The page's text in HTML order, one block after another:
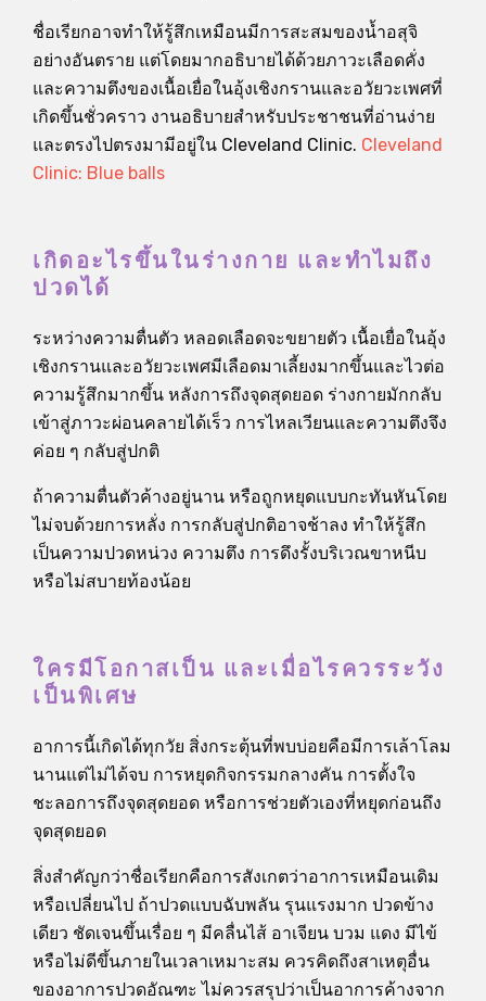
ชื่อเรียกอาจทำให้รู้สึกเหมือนมีการสะสมของน้ำอสุจิ
อย่างอันตราย แต่โดยมากอธิบายได้ด้วยภาวะเลือดคั่ง
และความตึงของเนื้อเยื่อในอุ้งเชิงกรานและอวัยวะเพศที่
เกิดขึ้นชั่วคราว งานอธิบายสำหรับประชาชนที่อ่านง่าย
และตรงไปตรงมามีอยู่ใน Cleveland Clinic. Cleveland
Clinic: Blue balls
เกิดอะไรขึ้นในร่างกาย และทำไมถึง
ปวดได้
ระหว่างความตื่นตัว หลอดเลือดจะขยายตัว เนื้อเยื่อในอุ้ง
เชิงกรานและอวัยวะเพศมีเลือดมาเลี้ยงมากขึ้นและไวต่อ
ความรู้สึกมากขึ้น หลังการถึงจุดสุดยอด ร่างกายมักกลับ
เข้าสู่ภาวะผ่อนคลายได้เร็ว การไหลเวียนและความตึงจึง
ค่อย ๆ กลับสู่ปกติ
ถ้าความตื่นตัวค้างอยู่นาน หรือถูกหยุดแบบกะทันหันโดย
ไม่จบด้วยการหลั่ง การกลับสู่ปกติอาจช้าลง ทำให้รู้สึก
เป็นความปวดหน่วง ความตึง การดึงรั้งบริเวณขาหนีบ
หรือไม่สบายท้องน้อย
ใครมีโอกาสเป็น และเมื่อไรควรระวัง
เป็นพิเศษ
อาการนี้เกิดได้ทุกวัย สิ่งกระตุ้นที่พบบ่อยคือมีการเล้าโลม
นานแต่ไม่ได้จบ การหยุดกิจกรรมกลางคัน การตั้งใจ
ชะลอการถึงจุดสุดยอด หรือการช่วยตัวเองที่หยุดก่อนถึง
จุดสุดยอด
สิ่งสำคัญกว่าชื่อเรียกคือการสังเกตว่าอาการเหมือนเดิม
หรือเปลี่ยนไป ถ้าปวดแบบฉับพลัน รุนแรงมาก ปวดข้าง
เดียว ชัดเจนขึ้นเรื่อย ๆ มีคลื่นไส้ อาเจียน บวม แดง มีไข้
หรือไม่ดีขึ้นภายในเวลาเหมาะสม ควรคิดถึงสาเหตุอื่น
ของอาการปวดอัณฑะ ไม่ควรสรุปว่าเป็นอาการค้างจาก